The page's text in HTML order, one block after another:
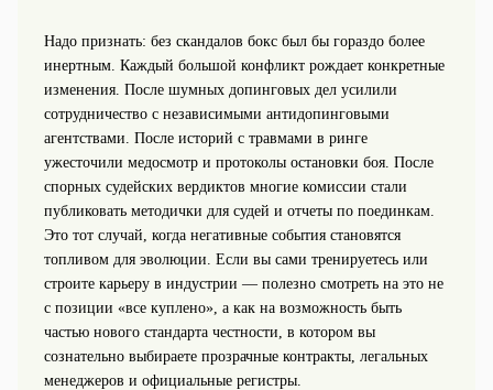
Надо признать: без скандалов бокс был бы гораздо более
инертным. Каждый большой конфликт рождает конкретные
изменения. После шумных допинговых дел усилили
сотрудничество с независимыми антидопинговыми
агентствами. После историй с травмами в ринге
ужесточили медосмотр и протоколы остановки боя. После
спорных судейских вердиктов многие комиссии стали
публиковать методички для судей и отчеты по поединкам.
Это тот случай, когда негативные события становятся
топливом для эволюции. Если вы сами тренируетесь или
строите карьеру в индустрии — полезно смотреть на это не
с позиции «все куплено», а как на возможность быть
частью нового стандарта честности, в котором вы
сознательно выбираете прозрачные контракты, легальных
менеджеров и официальные регистры.